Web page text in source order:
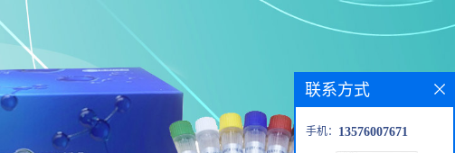
联系方式
手机： 13576007671